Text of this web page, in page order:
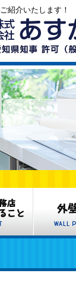
紹介いたします！